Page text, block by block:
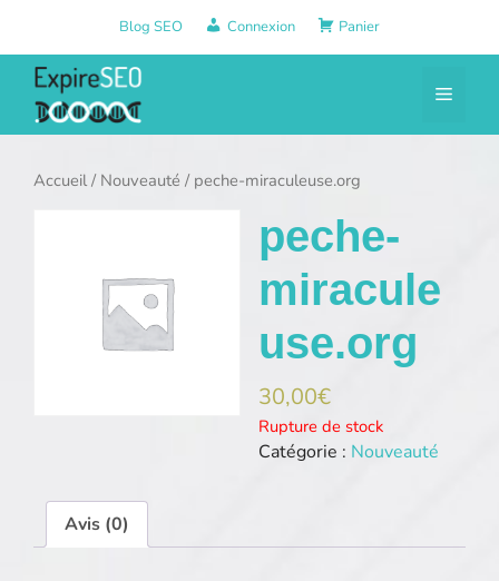
contenu
Blog SEO Connexion Panier
Menu
Accueil/ Nouveauté / peche-miraculeuse.org
peche-
miracule
use.org
30,00€
Rupture de stock
Catégorie : Nouveauté
Avis (0)